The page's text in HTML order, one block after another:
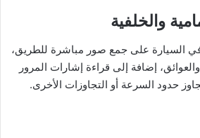
في السيارة على جمع صور مباشرة للطريق،
إضافة إلى قراءة إشارات المرور
حدود السرعة أو التجاوزات الأخرى.